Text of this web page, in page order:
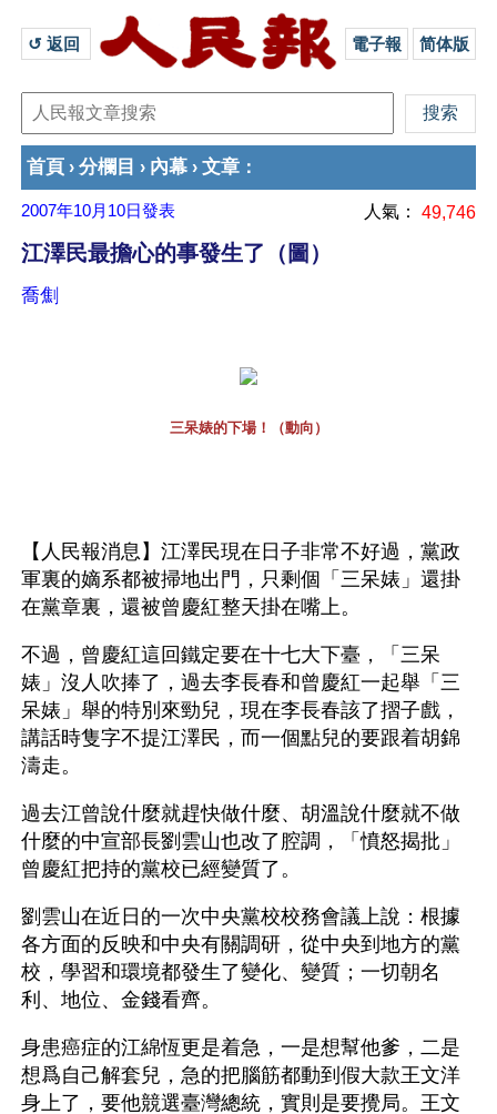
↺ 返回 電子報 简体版
首頁 › 分欄目 › 內幕 › 文章 ：
2007年10月10日發表 人氣： 49,746
江澤民最擔心的事發生了（圖）
喬劁
三呆婊的下場！（動向）
【人民報消息】江澤民現在日子非常不好過，黨政
軍裏的嫡系都被掃地出門，只剩個「三呆婊」還掛
在黨章裏，還被曾慶紅整天掛在嘴上。
不過，曾慶紅這回鐵定要在十七大下臺，「三呆
婊」沒人吹捧了，過去李長春和曾慶紅一起舉「三
呆婊」舉的特別來勁兒，現在李長春該了摺子戲，
講話時隻字不提江澤民，而一個點兒的要跟着胡錦
濤走。
過去江曾說什麼就趕快做什麼、胡溫說什麼就不做
什麼的中宣部長劉雲山也改了腔調，「憤怒揭批」
曾慶紅把持的黨校已經變質了。
劉雲山在近日的一次中央黨校校務會議上說：根據
各方面的反映和中央有關調研，從中央到地方的黨
校，學習和環境都發生了變化、變質；一切朝名
利、地位、金錢看齊。
身患癌症的江綿恆更是着急，一是想幫他爹，二是
想爲自己解套兒，急的把腦筋都動到假大款王文洋
身上了，要他競選臺灣總統，實則是要攪局。王文